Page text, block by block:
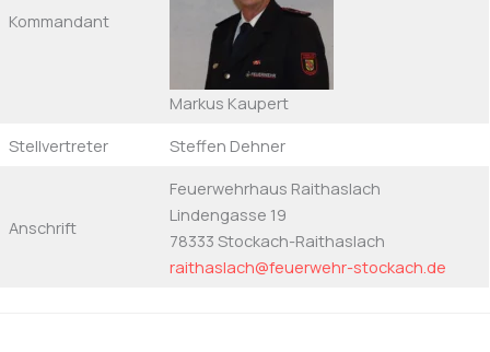
Kommandant
Markus Kaupert
Stellvertreter
Steffen Dehner
Anschrift
Feuerwehrhaus Raithaslach
Lindengasse 19
78333 Stockach-Raithaslach
raithaslach@feuerwehr-stockach.de